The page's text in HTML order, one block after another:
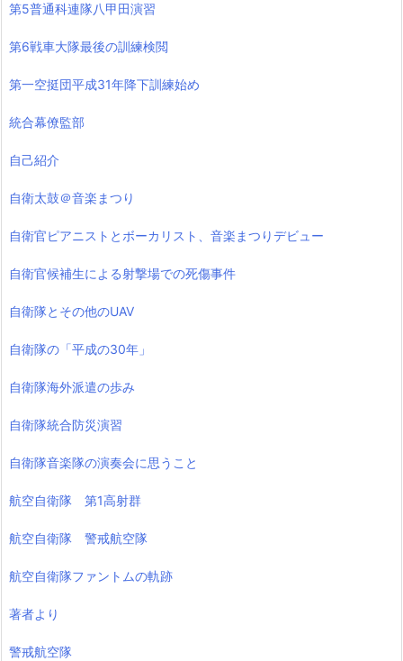
第5普通科連隊八甲田演習
第6戦車大隊最後の訓練検閲
第一空挺団平成31年降下訓練始め
統合幕僚監部
自己紹介
自衛太鼓＠音楽まつり
自衛官ピアニストとボーカリスト、音楽まつりデビュー
自衛官候補生による射撃場での死傷事件
自衛隊とその他のUAV
自衛隊の「平成の30年」
自衛隊海外派遣の歩み
自衛隊統合防災演習
自衛隊音楽隊の演奏会に思うこと
航空自衛隊 第1高射群
航空自衛隊 警戒航空隊
航空自衛隊ファントムの軌跡
著者より
警戒航空隊